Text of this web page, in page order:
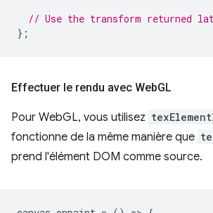
// Use the transform returned
};
Effectuer le rendu avec WebGL
Pour WebGL, vous utilisez
fonctionne de la même manière que
prend l'élément DOM comme source.